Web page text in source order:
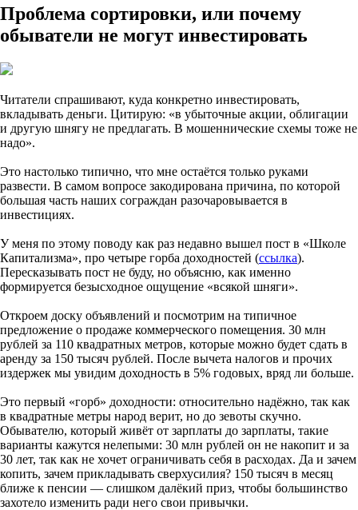
Проблема сортировки, или почему
обыватели не могут инвестировать
Читатели спрашивают, куда конкретно инвестировать,
вкладывать деньги. Цитирую: «в убыточные акции, облигации
и другую шнягу не предлагать. В мошеннические схемы тоже не
надо».
Это настолько типично, что мне остаётся только руками
развести. В самом вопросе закодирована причина, по которой
большая часть наших сограждан разочаровывается в
инвестициях.
У меня по этому поводу как раз недавно вышел пост в «Школе
Капитализма», про четыре горба доходностей (ссылка).
Пересказывать пост не буду, но объясню, как именно
формируется безысходное ощущение «всякой шняги».
Откроем доску объявлений и посмотрим на типичное
предложение о продаже коммерческого помещения. 30 млн
рублей за 110 квадратных метров, которые можно будет сдать в
аренду за 150 тысяч рублей. После вычета налогов и прочих
издержек мы увидим доходность в 5% годовых, вряд ли больше.
Это первый «горб» доходности: относительно надёжно, так как
в квадратные метры народ верит, но до зевоты скучно.
Обывателю, который живёт от зарплаты до зарплаты, такие
варианты кажутся нелепыми: 30 млн рублей он не накопит и за
30 лет, так как не хочет ограничивать себя в расходах. Да и зачем
копить, зачем прикладывать сверхусилия? 150 тысяч в месяц
ближе к пенсии — слишком далёкий приз, чтобы большинство
захотело изменить ради него свои привычки.